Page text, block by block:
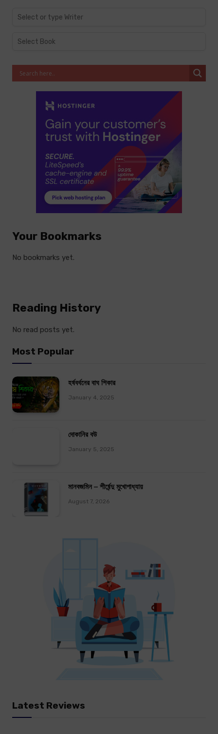
Your Bookmarks
No bookmarks yet.
Reading History
No read posts yet.
Most Popular
হর্ষবর্ধনের বাঘ শিকার
January 4, 2025
দোকানির বউ
January 5, 2025
মানবজমিন – শীর্ষেন্দু মুখোপাধ্যায়
August 7, 2026
Latest Reviews